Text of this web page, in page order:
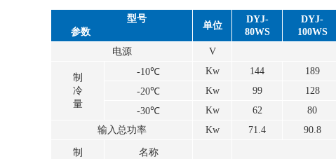
型号
参数
单位
DYJ-
80WS
DYJ-
100WS
电源
V
制
冷
量
-10℃ Kw 144 189
-20℃
Kw 99 128
-30℃
Kw 62 80
输入总功率
Kw 71.4 90.8
制
名称